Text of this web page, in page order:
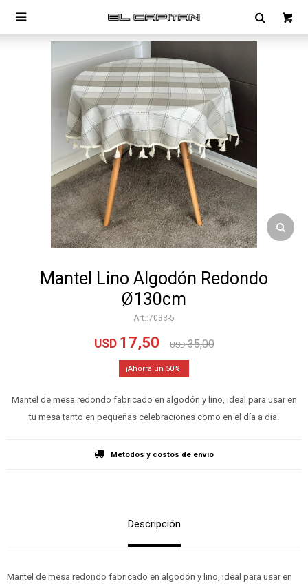

Mantel Lino Algodón Redondo
Ø130cm
7033-5
USD 17,50 USD 35,00
50
Mantel de mesa redondo fabricado en algodón y lino, ideal para usar en
tu mesa tanto en pequeñas celebraciones como en el día a día.
Métodos y costos de envío
Descripción
Mantel de mesa redondo fabricado en algodón y lino, ideal para usar en